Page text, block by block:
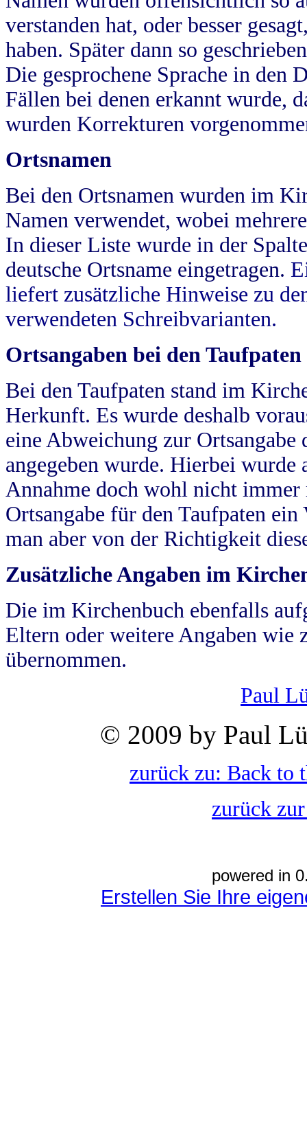
verstanden hat, oder besser
haben. Später dann so
Die gesprochene Sprache in
Fällen bei denen erkannt wurde,
wurden Korrekturen
Ortsnamen
Bei den Ortsnamen wurden im
Namen verwendet, wobei
In dieser Liste wurde in der
deutsche Ortsname eingetragen.
liefert zusätzliche Hinweise zu
verwendeten Schreibvarianten.
Ortsangaben bei den Taufpaten
Bei den Taufpaten stand im
Herkunft. Es wurde deshalb
eine Abweichung zur
angegeben wurde. Hierbei wurde
Annahme doch wohl nicht
Ortsangabe für den Taufpaten
man aber von der Richtigkeit
Zusätzliche Angaben im
Die im Kirchenbuch ebenfalls
Eltern oder weitere Angaben wie
übernommen.
Paul
© 2009 by Paul
zurück zu: Back to
zurück
powered in
Erstellen Sie Ihre